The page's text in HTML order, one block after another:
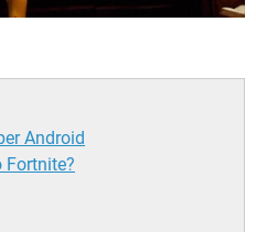
Android
Fortnite?